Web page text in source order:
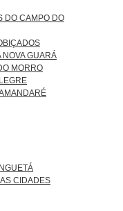
DO CAMPO DO
NOVA GUARÁ
MORRO
CIDADES